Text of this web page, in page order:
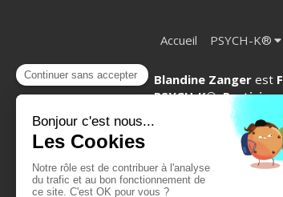
Accueil PSYCH-K®
Blandine Zanger est
PSYCH-K®,
Access
Sophrologue
et à Venelles (Aix en
K ®, Emotion Code®,
Bars®,EFT, L'être